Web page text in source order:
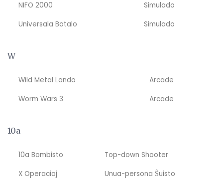
NIFO 2000
Simulado
Universala Batalo
Simulado
W
Wild Metal Lando
Arcade
Worm Wars 3
Arcade
10a
10a Bombisto
Top-down Shooter
X Operacioj
Unua-persona Ŝuisto